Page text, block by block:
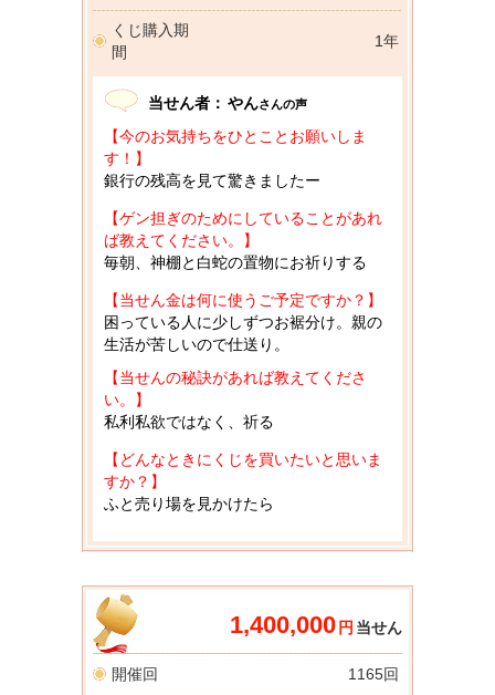
くじ購入期
間
1年
当せん者： やんさんの声
【今のお気持ちをひとことお願いしま
す！】
銀行の残高を見て驚きましたー
【ゲン担ぎのためにしていることがあれ
ば教えてください。】
毎朝、神棚と白蛇の置物にお祈りする
【当せん金は何に使うご予定ですか？】
困っている人に少しずつお裾分け。親の
生活が苦しいので仕送り。
【当せんの秘訣があれば教えてくださ
い。】
私利私欲ではなく、祈る
【どんなときにくじを買いたいと思いま
すか？】
ふと売り場を見かけたら
1,400,000 円 当せん
開催回 1165回